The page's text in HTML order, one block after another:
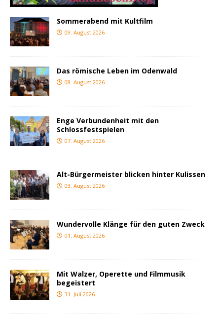
Sommerabend mit Kultfilm
09. August 2026
Das römische Leben im Odenwald
08. August 2026
Enge Verbundenheit mit den
Schlossfestspielen
07. August 2026
Alt-Bürgermeister blicken hinter Kulissen
03. August 2026
Wundervolle Klänge für den guten Zweck
01. August 2026
Mit Walzer, Operette und Filmmusik
begeistert
31. Juli 2026